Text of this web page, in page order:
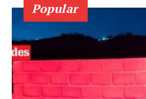
Popular